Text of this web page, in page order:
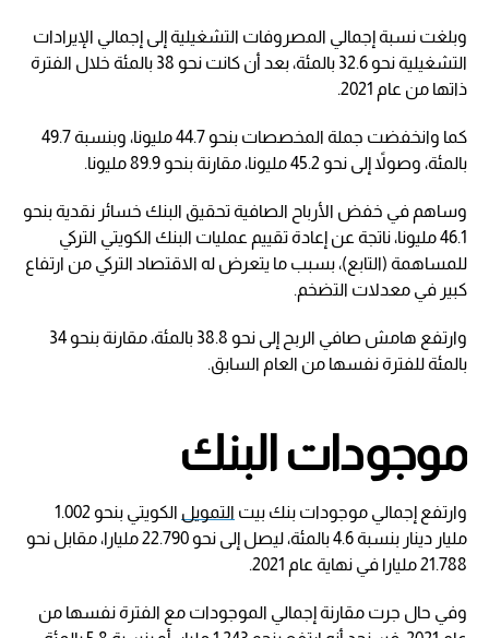
وبلغت نسبة إجمالي المصروفات التشغيلية إلى إجمالي الإيرادات
التشغيلية نحو 32.6 بالمئة، بعد أن كانت نحو 38 بالمئة خلال الفترة
ذاتها من عام 2021.
كما وانخفضت جملة المخصصات بنحو 44.7 مليونا، وبنسبة 49.7
بالمئة، وصولاً إلى نحو 45.2 مليونا، مقارنة بنحو 89.9 مليونا.
وساهم في خفض الأرباح الصافية تحقيق البنك خسائر نقدية بنحو
46.1 مليونا، ناتجة عن إعادة تقييم عمليات البنك الكويتي التركي
للمساهمة (التابع)، بسبب ما يتعرض له الاقتصاد التركي من ارتفاع
كبير في معدلات التضخم.
وارتفع هامش صافي الربح إلى نحو 38.8 بالمئة، مقارنة بنحو 34
بالمئة للفترة نفسها من العام السابق.
موجودات البنك
وارتفع إجمالي موجودات بنك بيت التمويل
الكويتي بنحو 1.002
مليار دينار بنسبة 4.6 بالمئة، ليصل إلى نحو 22.790 مليارا، مقابل نحو
21.788 ‏مليارا في نهاية عام 2021.
وفي حال جرت مقارنة إجمالي الموجودات مع الفترة نفسها من